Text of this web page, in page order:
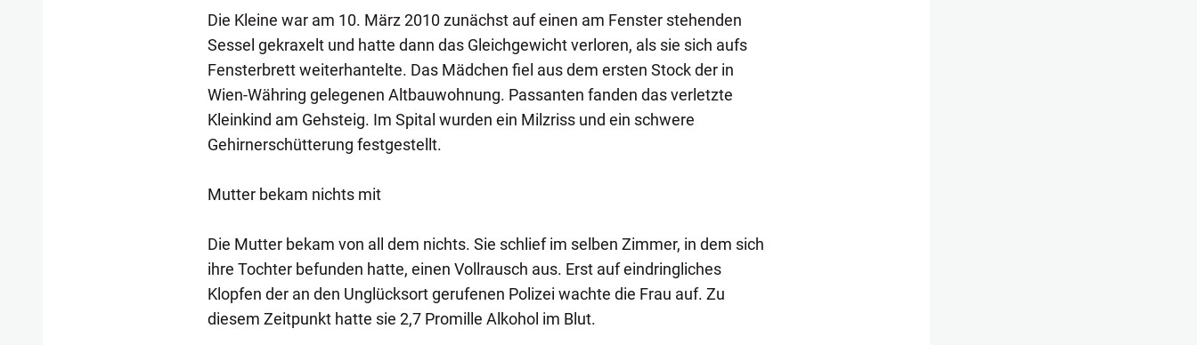
Die Kleine war am 10. März 2010 zunächst auf einen am Fenster stehenden
Sessel gekraxelt und hatte dann das Gleichgewicht verloren, als sie sich aufs
Fensterbrett weiterhantelte. Das Mädchen fiel aus dem ersten Stock der in
Wien-Währing gelegenen Altbauwohnung. Passanten fanden das verletzte
Kleinkind am Gehsteig. Im Spital wurden ein Milzriss und ein schwere
Gehirnerschütterung festgestellt.
Mutter bekam nichts mit
Die Mutter bekam von all dem nichts. Sie schlief im selben Zimmer, in dem sich
ihre Tochter befunden hatte, einen Vollrausch aus. Erst auf eindringliches
Klopfen der an den Unglücksort gerufenen Polizei wachte die Frau auf. Zu
diesem Zeitpunkt hatte sie 2,7 Promille Alkohol im Blut.